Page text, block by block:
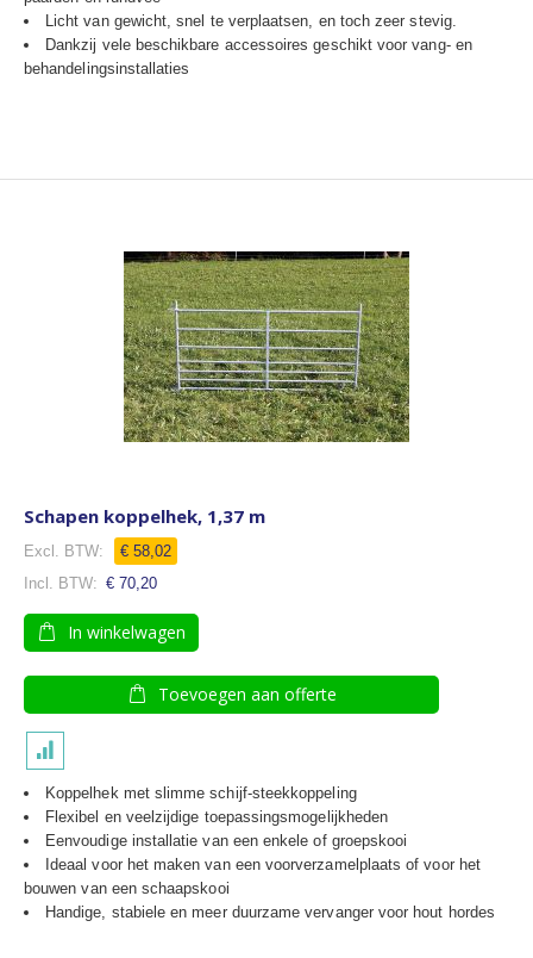
Licht van gewicht, snel te verplaatsen, en toch zeer stevig.
Dankzij vele beschikbare accessoires geschikt voor vang- en
behandelingsinstallaties
Schapen koppelhek, 1,37 m
€ 58,02
€ 70,20
In winkelwagen
Toevoegen aan offerte
Koppelhek met slimme schijf-steekkoppeling
Flexibel en veelzijdige toepassingsmogelijkheden
Eenvoudige installatie van een enkele of groepskooi
Ideaal voor het maken van een voorverzamelplaats of voor het
bouwen van een schaapskooi
Handige, stabiele en meer duurzame vervanger voor hout hordes